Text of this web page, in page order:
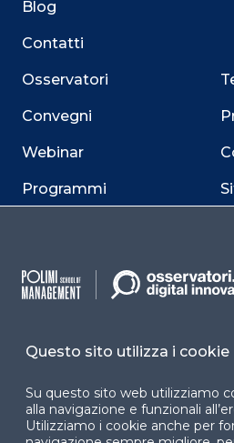
Blog
Contatti
Osservatori
Convegni
Webinar
Programmi
Questo sito utilizza i cookie
Su questo sito web utilizziamo
alla navigazione e funzionali
Utilizziamo i cookie anche per